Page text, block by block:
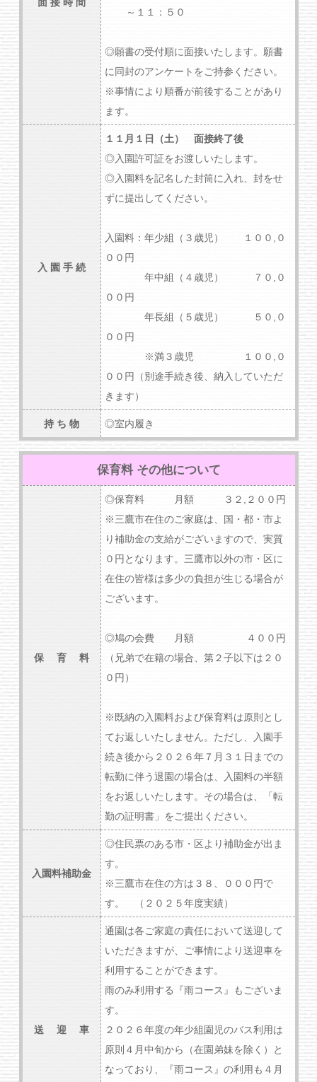
～１１：５０
◎願書の受付順に面接いたします。願書
に同封のアンケートをご持参ください。
※事情により順番が前後することがあり
ます。
入 園 手 続
１１月１日（土） 面接終了後
◎入園許可証をお渡しいたします。
◎入園料を記名した封筒に入れ、封をせ
ずに提出してください。
入園料：年少組（３歳児） １００,０
００円
年中組（４歳児） ７０,０
００円
年長組（５歳児） ５０,０
００円
※満３歳児 １００,０
００円（別途手続き後、納入していただ
きます）
持 ち 物 ◎室内履き
保育料 その他について
保 育 料
◎保育料 月額 ３２,２００円
※三鷹市在住のご家庭は、国・都・市よ
り補助金の支給がございますので、実質
０円となります。三鷹市以外の市・区に
在住の皆様は多少の負担が生じる場合が
ございます。
◎鳩の会費 月額 ４００円
（兄弟で在籍の場合、第２子以下は２０
０円）
※既納の入園料および保育料は原則とし
てお返しいたしません。ただし、入園手
続き後から２０２６年７月３１日までの
転勤に伴う退園の場合は、入園料の半額
をお返しいたします。その場合は、「転
勤の証明書」をご提出ください。
入園料補助金
◎住民票のある市・区より補助金が出ま
す。
※三鷹市在住の方は３８、０００円で
す。 （２０２５年度実績）
送 迎 車
通園は各ご家庭の責任において送迎して
いただきますが、ご事情により送迎車を
利用することができます。
雨のみ利用する『雨コース』もございま
す。
２０２６年度の年少組園児のバス利用は
原則４月中旬から（在園弟妹を除く）と
なっており、『雨コース』の利用も４月